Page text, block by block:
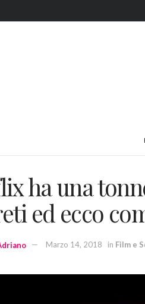
ha una
ed ecco
Marzo 14, 2018 in Film e